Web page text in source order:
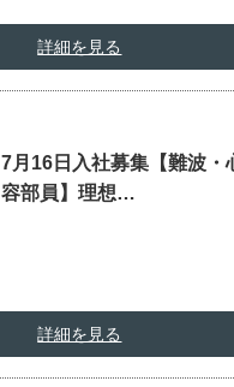
詳細を見る
7月16日入社募集【難波・
容部員】理想…
詳細を見る